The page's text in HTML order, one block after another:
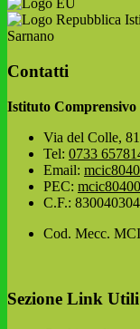
Sarnano
Contatti
Istituto
Via del Colle,
Tel: 0733
Email:
PEC:
C.F.:
Cod. Mecc.
Sezione Link Utili